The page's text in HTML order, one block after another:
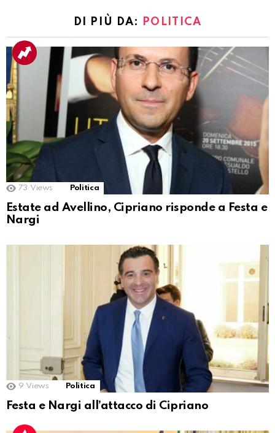
DI PIÙ DA: POLITICA
73 Views Politica
Estate ad Avellino, Cipriano risponde a Festa e
Nargi
9 Views Politica
Festa e Nargi all’attacco di Cipriano